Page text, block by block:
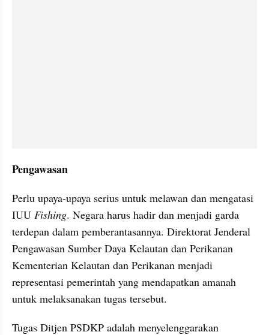
Pengawasan
Perlu upaya-upaya serius untuk melawan dan mengatasi
IUU Fishing. Negara harus hadir dan menjadi garda
terdepan dalam pemberantasannya. Direktorat Jenderal
Pengawasan Sumber Daya Kelautan dan Perikanan
Kementerian Kelautan dan Perikanan menjadi
representasi pemerintah yang mendapatkan amanah
untuk melaksanakan tugas tersebut.
Tugas Ditjen PSDKP adalah menyelenggarakan